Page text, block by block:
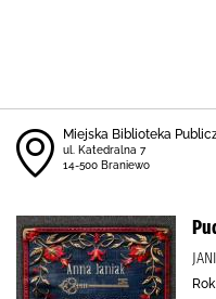
Miejska Biblioteka
ul. Katedralna 7
14-500 Braniewo